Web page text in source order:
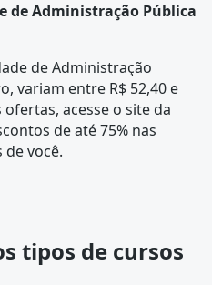
de Administração Pública
de Administração
variam entre R$ 52,40 e
ofertas, acesse o site da
de até 75% nas
você.
tipos de cursos